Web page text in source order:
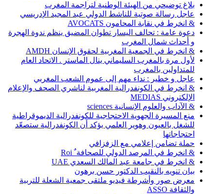
بلاغ توضيحي من الهيئة الوطنية لتراجمة المغرب
عاجل رسالة صوتية للناشط الدولي عبد المجيد الإدريسي
& انخرط في نقابة المحامون AVOCATS
دعوة عامة : تحالف اليسار تطوان المضيق ينظم ندوة الهجرة
و أحداث شمال المغرب
& انخرط في الجمعية المغربية لحقوق الإنسان AMDH
لأول مرة بالمغرب السليماني ينال الماستر . الاتحاد العام
للمتداولين بالمغرب
عاجل و خطير : نداء مهم إلى عموم الشعب المغربي
& انخرط في الكونفدرالية المغربية لناشري الصحف والإعلام
الإلكتروني MEDIAS
& الآداب والعلوم الإنسانية sciences
منع المسيرة الجهوية الاحتجاجية للكونفدرالية الديموقراطية
للشغل بالعيون وهوير العلمي يؤكد أن الكونفدرالية ستصعّد
احتجاجاتها
حملة تضامن إعلامي مع الزفزافي
& انخرط في المرصد الدولي للصحافة ٌ Roi
& انخرط في جامعة عبد المالك السعدي UAE
بيان تنويه بالنقيب الدكتور حسن برهون
معرض صور وأشرطة فيديو ملتقى جمعية الشعلة للتربية
والثقافة ASSO